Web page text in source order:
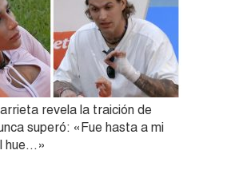
revela la traición de
superó: «Fue hasta a mi
hue…»